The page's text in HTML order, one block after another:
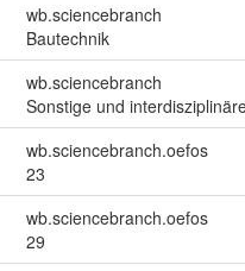
wb.sciencebranch
Bautechnik
wb.sciencebranch
Sonstige und
wb.sciencebranch.oefos
23
wb.sciencebranch.oefos
29